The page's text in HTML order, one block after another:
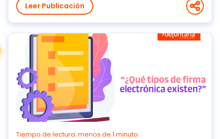
Leer Publicación
Tiempo de lectura: menos de 1 minuto